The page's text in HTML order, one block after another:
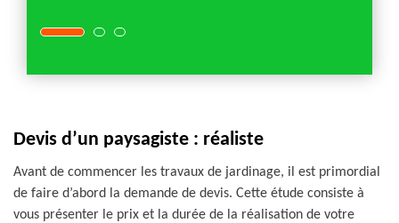
Devis d’un paysagiste : réaliste
Avant de commencer les travaux de jardinage, il est primordial
de faire d’abord la demande de devis. Cette étude consiste à
vous présenter le prix et la durée de la réalisation de votre